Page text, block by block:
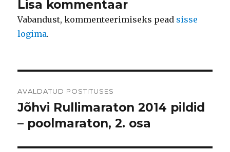
Lisa kommentaar
Vabandust, kommenteerimiseks pead sisse
logima.
AVALDATUD POSTITUSES
Jõhvi Rullimaraton 2014 pildid
– poolmaraton, 2. osa